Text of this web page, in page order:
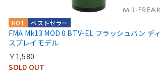
ベストセラー
HOT
FMA Mk13 MOD 0 BTV-EL フラッシュバン ディ
スプレイモデル
￥1,580
SOLD OUT